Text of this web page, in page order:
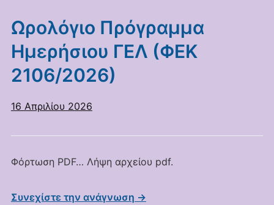
Ωρολόγιο Πρόγραμμα
Ημερήσιου ΓΕΛ (ΦΕΚ
2106/2026)
16 Απριλίου 2026
Φόρτωση PDF… Λήψη αρχείου pdf.
Συνεχίστε την ανάγνωση →